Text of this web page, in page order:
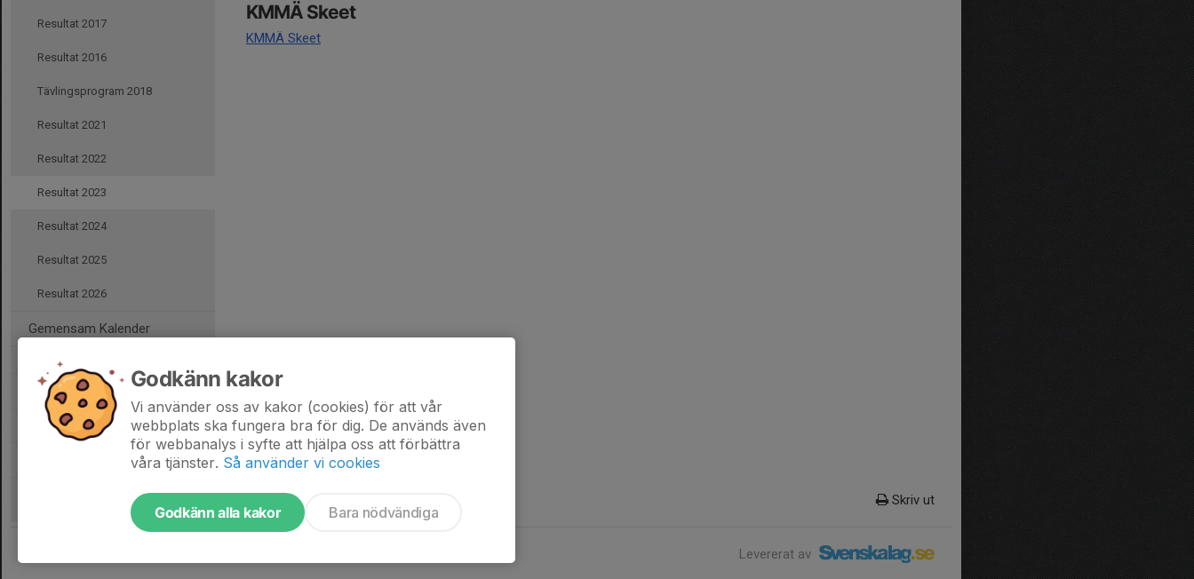
Resultat 2017
Resultat 2016
Tävlingsprogram 2018
Resultat 2021
Resultat 2022
Resultat 2023
Resultat 2024
Resultat 2025
Resultat 2026
Gemensam Kalender
Bli medlem
Jägarnas Riksförbund
Program EOJK 2026
KMMÄ Skeet
KMMÄ Skeet
Skriv ut
Levererat av
Godkänn kakor
Vi använder oss av kakor (cookies) för att vår
webbplats ska fungera bra för dig. De används även
för webbanalys i syfte att hjälpa oss att förbättra
våra tjänster. Så använder vi cookies
Godkänn alla kakor Bara nödvändiga